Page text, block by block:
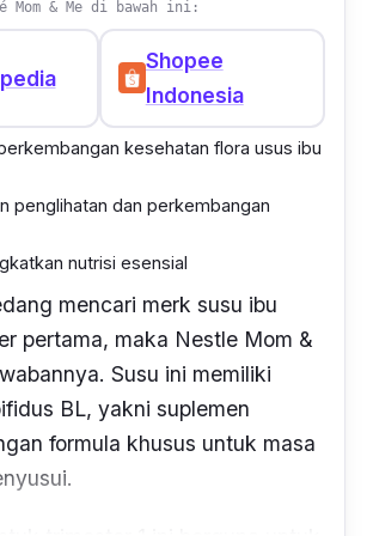
Mom & Me di bawah ini:
Shopee
Indonesia
kesehatan flora usus ibu
penglihatan dan perkembangan
nutrisi esensial
mencari merk susu ibu
pertama, maka Nestle Mom &
Susu ini memiliki
BL, yakni suplemen
formula khusus untuk masa